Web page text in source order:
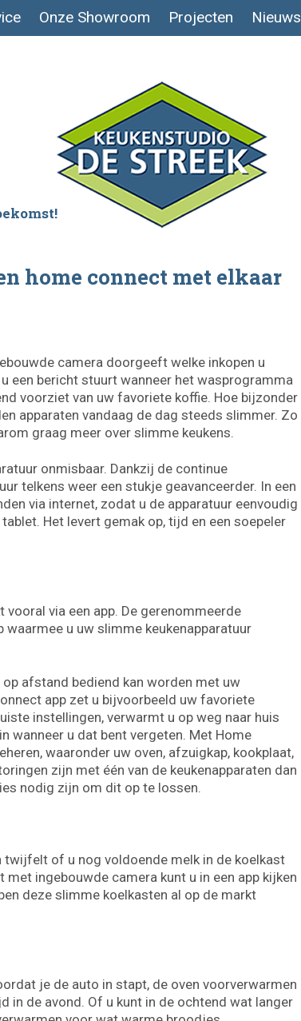
Onze Showroom Projecten Nieuws
home connect met elkaar
camera doorgeeft welke inkopen u
een bericht stuurt wanneer het wasprogramma
voorziet van uw favoriete koffie. Hoe bijzonder
apparaten vandaag de dag steeds slimmer. Zo
graag meer over slimme keukens.
onmisbaar. Dankzij de continue
telkens weer een stukje geavanceerder. In een
via internet, zodat u de apparatuur eenvoudig
Het levert gemak op, tijd en een soepeler
vooral via een app. De gerenommeerde
waarmee u uw slimme keukenapparatuur
afstand bediend kan worden met uw
app zet u bijvoorbeeld uw favoriete
instellingen, verwarmt u op weg naar huis
wanneer u dat bent vergeten. Met Home
waaronder uw oven, afzuigkap, kookplaat,
zijn met één van de keukenapparaten dan
nodig zijn om dit op te lossen.
of u nog voldoende melk in de koelkast
ingebouwde camera kunt u in een app kijken
deze slimme koelkasten al op de markt
je de auto in stapt, de oven voorverwarmen
in de avond. Of u kunt in de ochtend wat langer